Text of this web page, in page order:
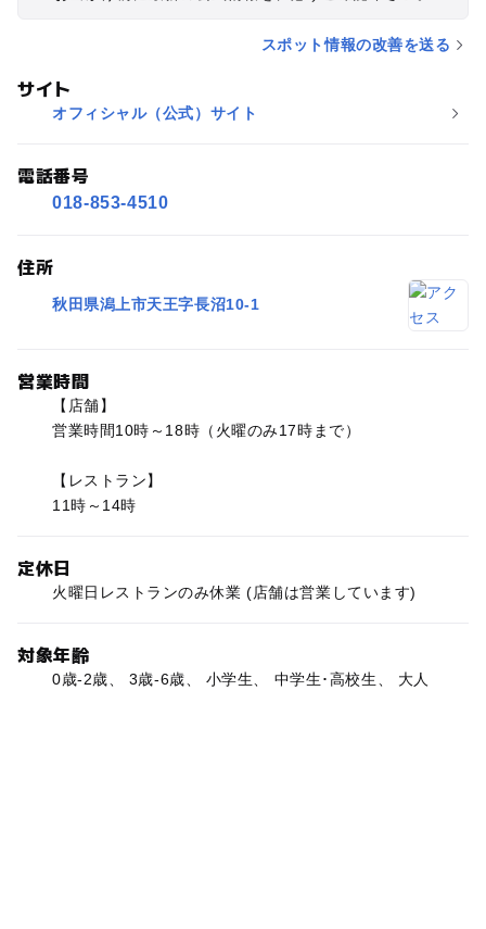
スポット情報の改善を送る
サイト
オフィシャル（公式）サイト
電話番号
018-853-4510
住所
秋田県潟上市天王字長沼10-1
営業時間
【店舗】
営業時間10時～18時（火曜のみ17時まで）
【レストラン】
11時～14時
定休日
火曜日レストランのみ休業 (店舗は営業しています)
対象年齢
0歳-2歳、 3歳-6歳、 小学生、 中学生･高校生、 大人